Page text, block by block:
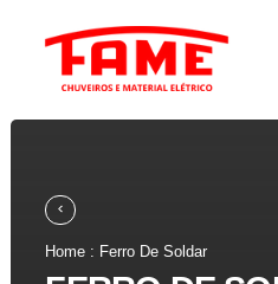
Home : Ferro De Soldar